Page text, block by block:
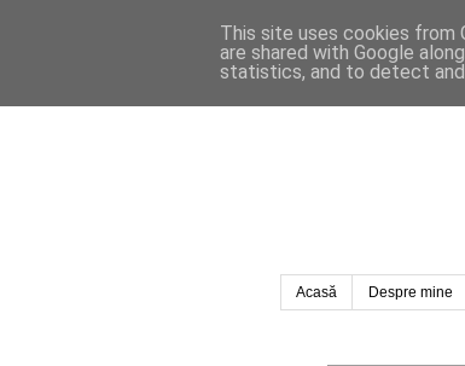
Acasă Despre mine
This site uses cookies from
are shared with Google
statistics, and to detect and